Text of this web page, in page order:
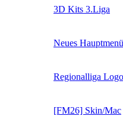
3D Kits 3.Liga
Neues Hauptmenü
Regionalliga
[FM26] Skin/Mac